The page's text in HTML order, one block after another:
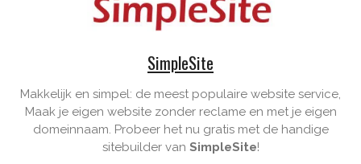
SimpleSite
Makkelijk en simpel: de meest populaire website service,
Maak je eigen website zonder reclame en met je eigen
domeinnaam. Probeer het nu gratis met de handige
sitebuilder van SimpleSite!